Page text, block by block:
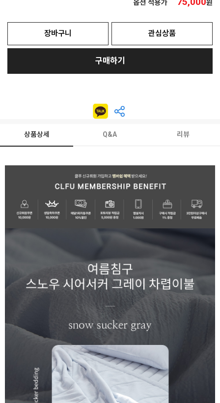
옵션 적용가 원
장바구니 관심상품
구매하기
상품상세 Q&A 리뷰